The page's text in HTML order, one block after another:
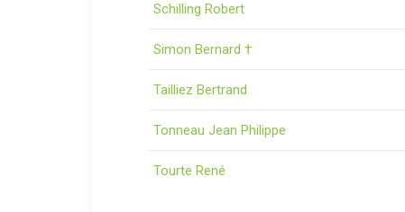
Schilling Robert
Simon Bernard †
Tailliez Bertrand
Tonneau Jean Philippe
Tourte René